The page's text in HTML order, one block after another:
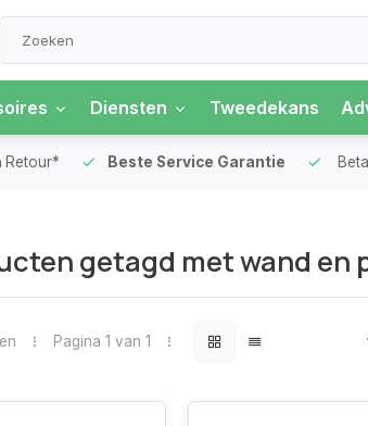
Diensten Tweedekans
Retour* Beste Service Garantie
getagd met wand en
Pagina 1 van 1